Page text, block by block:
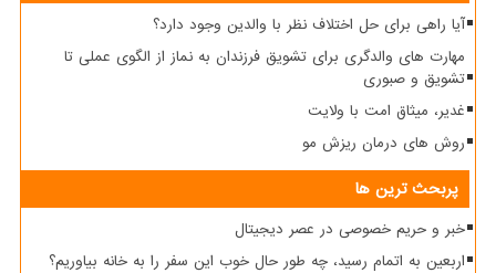
آیا راهی برای حل اختلاف نظر با والدین وجود دارد؟
مهارت های والدگری برای تشویق فرزندان به نماز از الگوی عملی تا
تشویق و صبوری
غدیر، میثاق امت با ولایت
روش های درمان ریزش مو
پربحث ترین ها
خبر و حریم خصوصی در عصر دیجیتال
اربعین به اتمام رسید، چه طور حال خوب این سفر را به خانه بیاوریم؟